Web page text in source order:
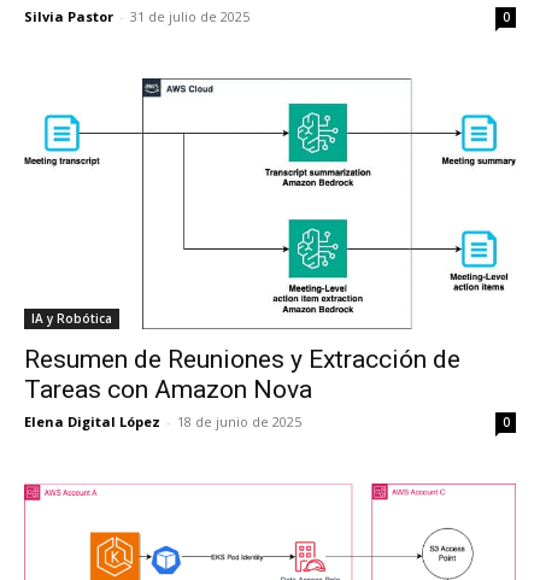
Silvia Pastor - 31 de julio de 2025 0
IA y Robótica
Resumen de Reuniones y Extracción de
Tareas con Amazon Nova
Elena Digital López - 18 de junio de 2025 0